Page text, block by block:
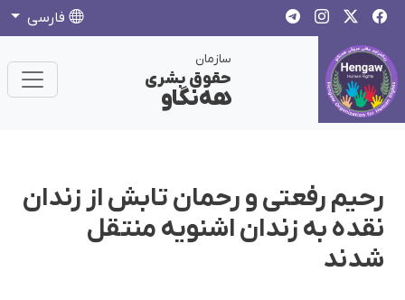
فارسی
سازمان
حقوق بشری
هەنگاو
رحیم رفعتی و رحمان تابش از زندان
نقده به زندان اشنویه منتقل
شدند